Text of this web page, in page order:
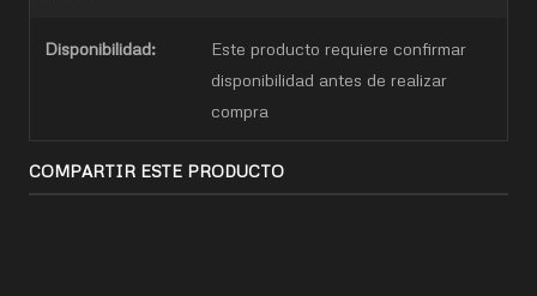
Disponibilidad:
Este producto requiere confirmar
disponibilidad antes de realizar
compra
COMPARTIR ESTE PRODUCTO